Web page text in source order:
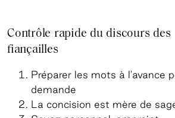
Contrôle rapide du discours des
fiançailles
Préparer les mots à l'avance
demande
La concision est mère de